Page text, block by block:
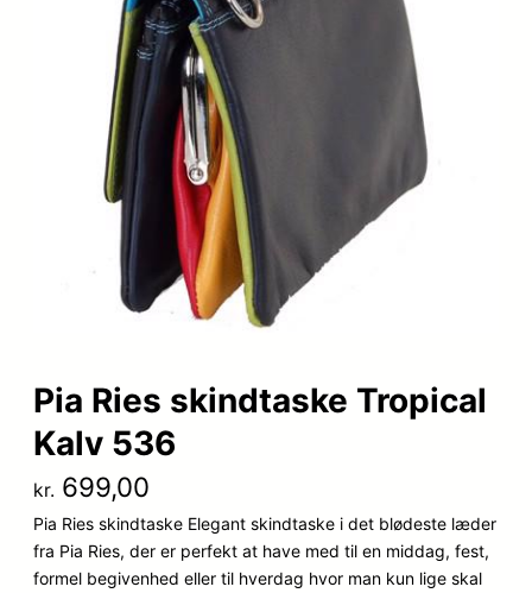
Pia Ries skindtaske Tropical
Kalv 536
kr. 699,00
Pia Ries skindtaske Elegant skindtaske i det blødeste læder
fra Pia Ries, der er perfekt at have med til en middag, fest,
formel begivenhed eller til hverdag hvor man kun lige skal